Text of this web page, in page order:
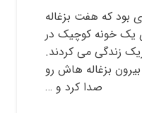
بود که هفت بزغاله
یک خونه کوچیک در
زندگی می کردند.
بزغاله هاش رو
صدا کرد و …